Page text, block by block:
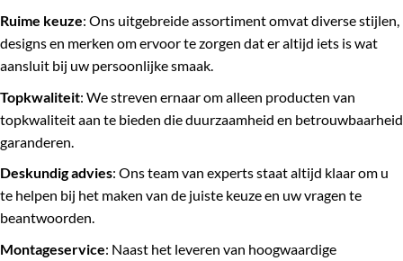
Ruime keuze: Ons uitgebreide assortiment omvat diverse stijlen,
designs en merken om ervoor te zorgen dat er altijd iets is wat
aansluit bij uw persoonlijke smaak.
Topkwaliteit: We streven ernaar om alleen producten van
topkwaliteit aan te bieden die duurzaamheid en betrouwbaarheid
garanderen.
Deskundig advies: Ons team van experts staat altijd klaar om u
te helpen bij het maken van de juiste keuze en uw vragen te
beantwoorden.
Montageservice: Naast het leveren van hoogwaardige